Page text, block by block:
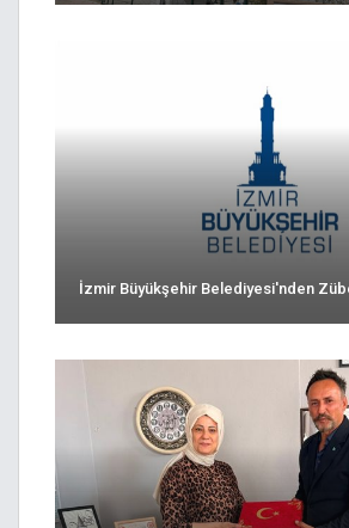
İzmir Büyükşehir Belediyesi'nden